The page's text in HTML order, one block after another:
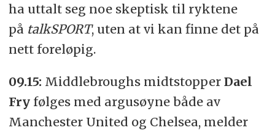
ha uttalt seg noe skeptisk til ryktene
på talkSPORT, uten at vi kan finne det på
nett foreløpig.
09.15: Middlebroughs midtstopper Dael
Fry følges med argusøyne både av
Manchester United og Chelsea, melder